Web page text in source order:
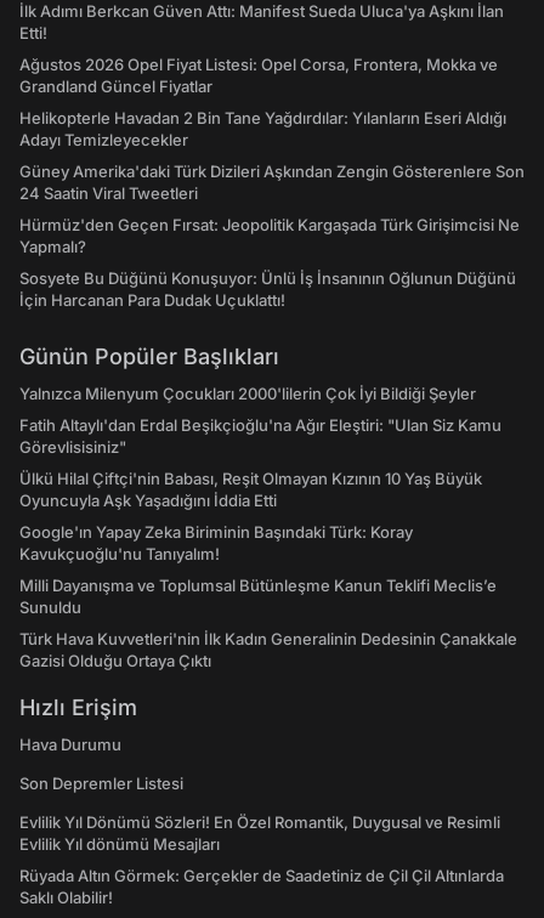
İlk Adımı Berkcan Güven Attı: Manifest Sueda Uluca'ya Aşkını İlan
Etti!
Ağustos 2026 Opel Fiyat Listesi: Opel Corsa, Frontera, Mokka ve
Grandland Güncel Fiyatlar
Helikopterle Havadan 2 Bin Tane Yağdırdılar: Yılanların Eseri Aldığı
Adayı Temizleyecekler
Güney Amerika'daki Türk Dizileri Aşkından Zengin Gösterenlere Son
24 Saatin Viral Tweetleri
Hürmüz'den Geçen Fırsat: Jeopolitik Kargaşada Türk Girişimcisi Ne
Yapmalı?
Sosyete Bu Düğünü Konuşuyor: Ünlü İş İnsanının Oğlunun Düğünü
İçin Harcanan Para Dudak Uçuklattı!
Günün Popüler Başlıkları
Yalnızca Milenyum Çocukları 2000'lilerin Çok İyi Bildiği Şeyler
Fatih Altaylı'dan Erdal Beşikçioğlu'na Ağır Eleştiri: "Ulan Siz Kamu
Görevlisisiniz"
Ülkü Hilal Çiftçi'nin Babası, Reşit Olmayan Kızının 10 Yaş Büyük
Oyuncuyla Aşk Yaşadığını İddia Etti
Google'ın Yapay Zeka Biriminin Başındaki Türk: Koray
Kavukçuoğlu'nu Tanıyalım!
Milli Dayanışma ve Toplumsal Bütünleşme Kanun Teklifi Meclis’e
Sunuldu
Türk Hava Kuvvetleri'nin İlk Kadın Generalinin Dedesinin Çanakkale
Gazisi Olduğu Ortaya Çıktı
Hızlı Erişim
Hava Durumu
Son Depremler Listesi
Evlilik Yıl Dönümü Sözleri! En Özel Romantik, Duygusal ve Resimli
Evlilik Yıl dönümü Mesajları
Rüyada Altın Görmek: Gerçekler de Saadetiniz de Çil Çil Altınlarda
Saklı Olabilir!